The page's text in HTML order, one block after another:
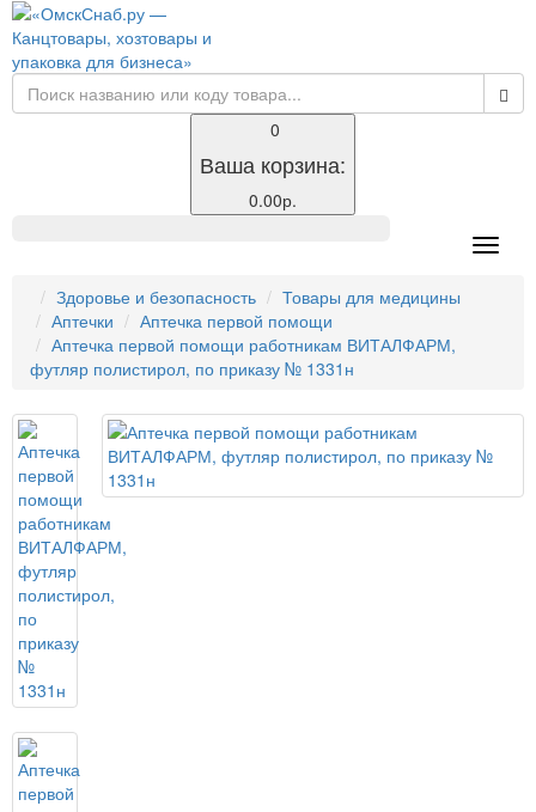
0
Ваша корзина:
0.00р.
Toggle
Здоровье и безопасность
Товары для медицины
Аптечки
Аптечка первой помощи
Аптечка первой помощи работникам ВИТАЛФАРМ,
футляр полистирол, по приказу № 1331н